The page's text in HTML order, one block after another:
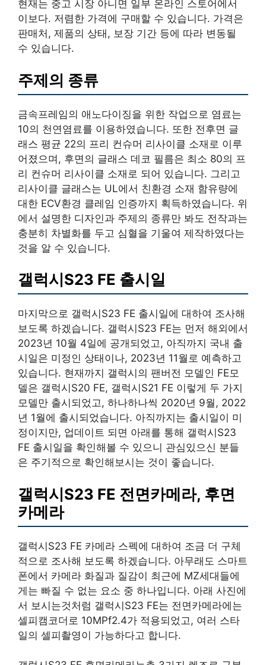
현재는 중고 시장 아니면 일부 온라인 스토어에서
이보다. 저렴한 가격에 구매할 수 있습니다. 가격은
판매처, 제품의 상태, 보장 기간 등에 따라 변동될
수 있습니다.
주제의 종류
금속프레임의 애노다이징을 위한 작업으로 염료는
10의 천연염료를 이용하였습니다. 또한 전후면 글
래스 평균 22의 프리 컨슈머 리사이클 소재로 이루
어졌으며, 후면의 글래스 데코 필름은 최소 80의 프
리 컨슈머 리사이클 소재로 되어 있습니다. 그리고
리사이클 글래스는 UL에서 친환경 소재 함유량에
대한 ECV환경 클레임 인증까지 획득하였습니다. 위
에서 설명한 디자인과 주제의 종류만 봐도 전작과는
충분히 차별화를 두고 심혈을 기울여 제작하였다는
것을 알 수 있습니다.
갤럭시S23 FE 출시일
마지막으로 갤럭시S23 FE 출시일에 대하여 조사해
보도록 하겠습니다. 갤럭시S23 FE는 먼저 해외에서
2023년 10월 4일에 공개되었고, 아직까지 국내 출
시일은 미정인 상태이나, 2023년 11월로 예측하고
있습니다. 현재까지 갤럭시의 팬버전 모델인 FE모
델은 갤럭시S20 FE, 갤럭시S21 FE 이렇게 두 가지
모델만 출시되었고, 하나하나씩 2020년 9월, 2022
년 1월에 출시되었습니다. 아직까지는 출시일이 미
정이지만, 업데이트 되면 아래를 통해 갤럭시S23
FE 출시일을 확인해볼 수 있으니 관심있으신 분들
은 주기적으로 확인해보시는 것이 좋습니다.
갤럭시S23 FE 전면카메라, 후면
카메라
갤럭시S23 FE 카메라 스펙에 대하여 조금 더 구체
적으로 조사해 보도록 하겠습니다. 아무래도 스마트
폰에서 카메라 화질과 질감이 최근에 MZ세대들에
게는 빠질 수 없는 요소 중 하나입니다. 아래 사진에
서 보시는것처럼 갤럭시S23 FE는 전면카메라에는
셀피캠코더로 10MPf2.4가 적용되었고, 여러 스타
일의 셀피촬영이 가능하다고 합니다.